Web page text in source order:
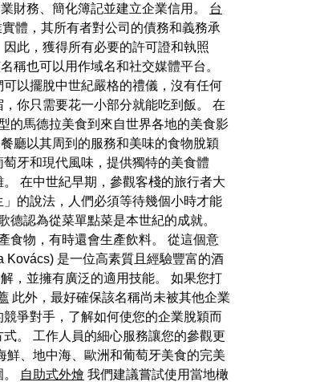
財務、簡化簿記並建立企業信用。 台
體，其所有者對公司的債務和義務承
此，獲得所有必要的許可證和執照
稱也可以用作域名和社交媒體平台。
以擺脫中世紀嚴格的禮儀，沒有任何
，你只需要花一小部分就能吃到飯。 在
的馬德拉美食到來自世界各地的美食影
廳以其周到的服務和美味的食物脫穎
牙和現代風味，提供獨特的美食體
在中世紀早期，參觀客棧的旅行者大
的說法，人們必須等待幾個小時才能
德認為從菜單點菜是本世紀的成就。
食物，有時還會生產飲料。 從這個意
Kovács) 是一位高素質且經驗豐富的酒
，並擁有廣泛的適用技能。 如果您打
此外，最好確保該名稱尚未被其他企業
爭對手，了解如何使您的企業脫穎而
。 工作人員的細心服務讓您的參觀更
鮮、地中海、歐洲和葡萄牙美食的完美
自助式外燴 我們建議嘗試使用當地橄